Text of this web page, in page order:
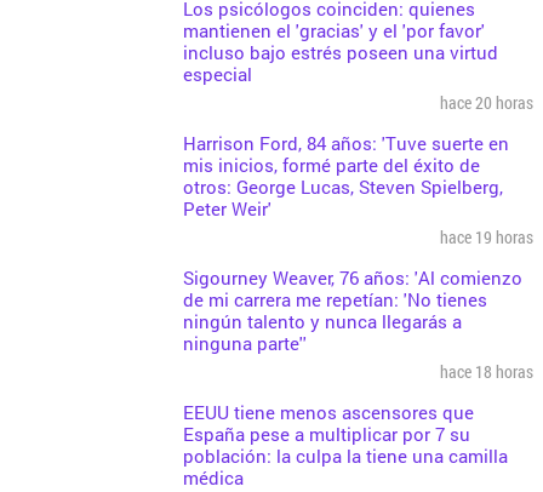
Los psicólogos coinciden: quienes
mantienen el 'gracias' y el 'por favor'
incluso bajo estrés poseen una virtud
especial
hace 20 horas
Harrison Ford, 84 años: 'Tuve suerte en
mis inicios, formé parte del éxito de
otros: George Lucas, Steven Spielberg,
Peter Weir'
hace 19 horas
Sigourney Weaver, 76 años: 'Al comienzo
de mi carrera me repetían: 'No tienes
ningún talento y nunca llegarás a
ninguna parte''
hace 18 horas
EEUU tiene menos ascensores que
España pese a multiplicar por 7 su
población: la culpa la tiene una camilla
médica